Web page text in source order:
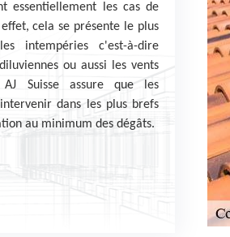
essentiellement les cas de
cela se présente le plus
intempéries c'est-à-dire
ou aussi les vents
Suisse assure que les
dans les plus brefs
au minimum des dégâts.